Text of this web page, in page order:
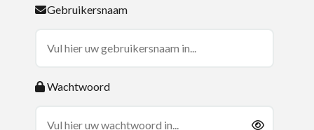
Gebruikersnaam
Wachtwoord